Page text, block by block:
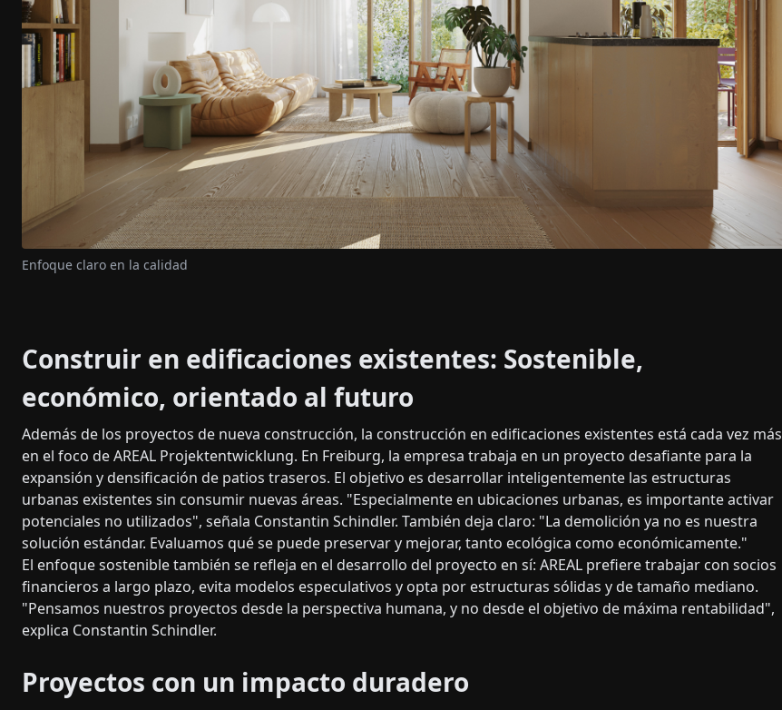
Enfoque claro en la calidad
Construir en edificaciones existentes: Sostenible,
económico, orientado al futuro
Además de los proyectos de nueva construcción, la construcción en edificaciones existentes está cada vez más
en el foco de AREAL Projektentwicklung. En Freiburg, la empresa trabaja en un proyecto desafiante para la
expansión y densificación de patios traseros. El objetivo es desarrollar inteligentemente las estructuras
urbanas existentes sin consumir nuevas áreas. "Especialmente en ubicaciones urbanas, es importante activar
potenciales no utilizados", señala Constantin Schindler. También deja claro: "La demolición ya no es nuestra
solución estándar. Evaluamos qué se puede preservar y mejorar, tanto ecológica como económicamente."
El enfoque sostenible también se refleja en el desarrollo del proyecto en sí: AREAL prefiere trabajar con socios
financieros a largo plazo, evita modelos especulativos y opta por estructuras sólidas y de tamaño mediano.
"Pensamos nuestros proyectos desde la perspectiva humana, y no desde el objetivo de máxima rentabilidad",
explica Constantin Schindler.
Proyectos con un impacto duradero